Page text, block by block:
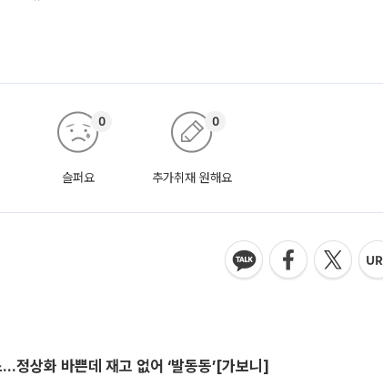
슬퍼요
0
추가취재 원해요
0
정상화 바쁜데 재고 없어 ‘발동동’[가보니]